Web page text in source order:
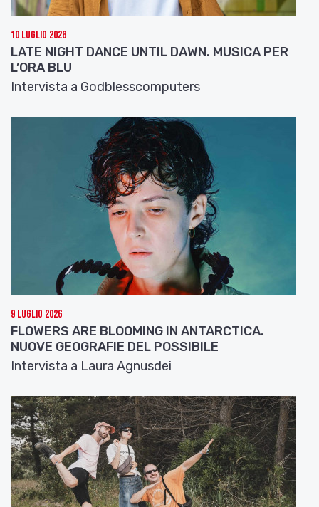
10 Luglio 2026
LATE NIGHT DANCE UNTIL DAWN. MUSICA PER
L’ORA BLU
Intervista a Godblesscomputers
9 Luglio 2026
FLOWERS ARE BLOOMING IN ANTARCTICA.
NUOVE GEOGRAFIE DEL POSSIBILE
Intervista a Laura Agnusdei